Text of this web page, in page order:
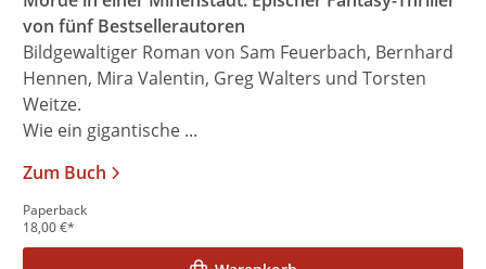
von fünf Bestsellerautoren
Bildgewaltiger Roman von Sam Feuerbach, Bernhard
Hennen, Mira Valentin, Greg Walters und Torsten
Weitze.
Wie ein gigantische ...
Zum Buch
Paperback
18,00€*